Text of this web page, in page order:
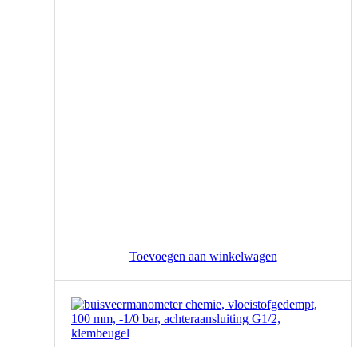
Toevoegen aan winkelwagen